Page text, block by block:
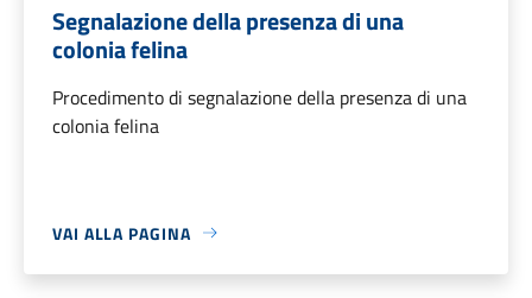
Segnalazione della presenza di una
colonia felina
Procedimento di segnalazione della presenza di una
colonia felina
VAI ALLA PAGINA